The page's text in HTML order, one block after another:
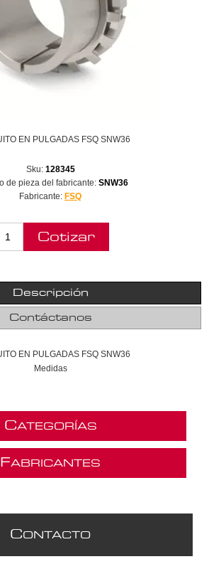
EN PULGADAS FSQ SNW36
Sku: 128345
de pieza del fabricante: SNW36
Fabricante: FSQ
Descripción
Contáctanos
EN PULGADAS FSQ SNW36
Medidas
CATEGORÍAS
FABRICANTES
CONTACTO